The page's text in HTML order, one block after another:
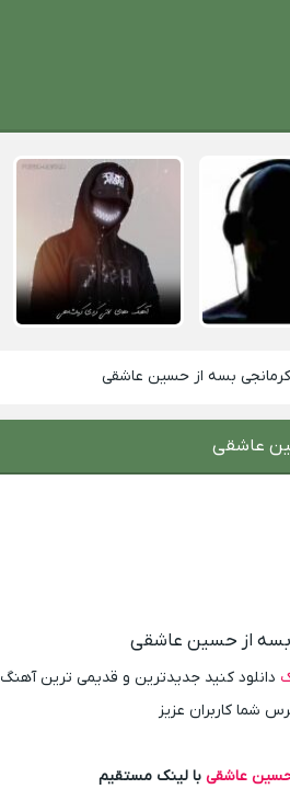
کرمانجی بسه از حسین عاشقی
عاشقی
بسه از حسین عاشقی
دانلود کنید جدیدترین و قدیمی ترین آهنگ
شما کاربران عزیز
عاشقی با لینک مستقیم